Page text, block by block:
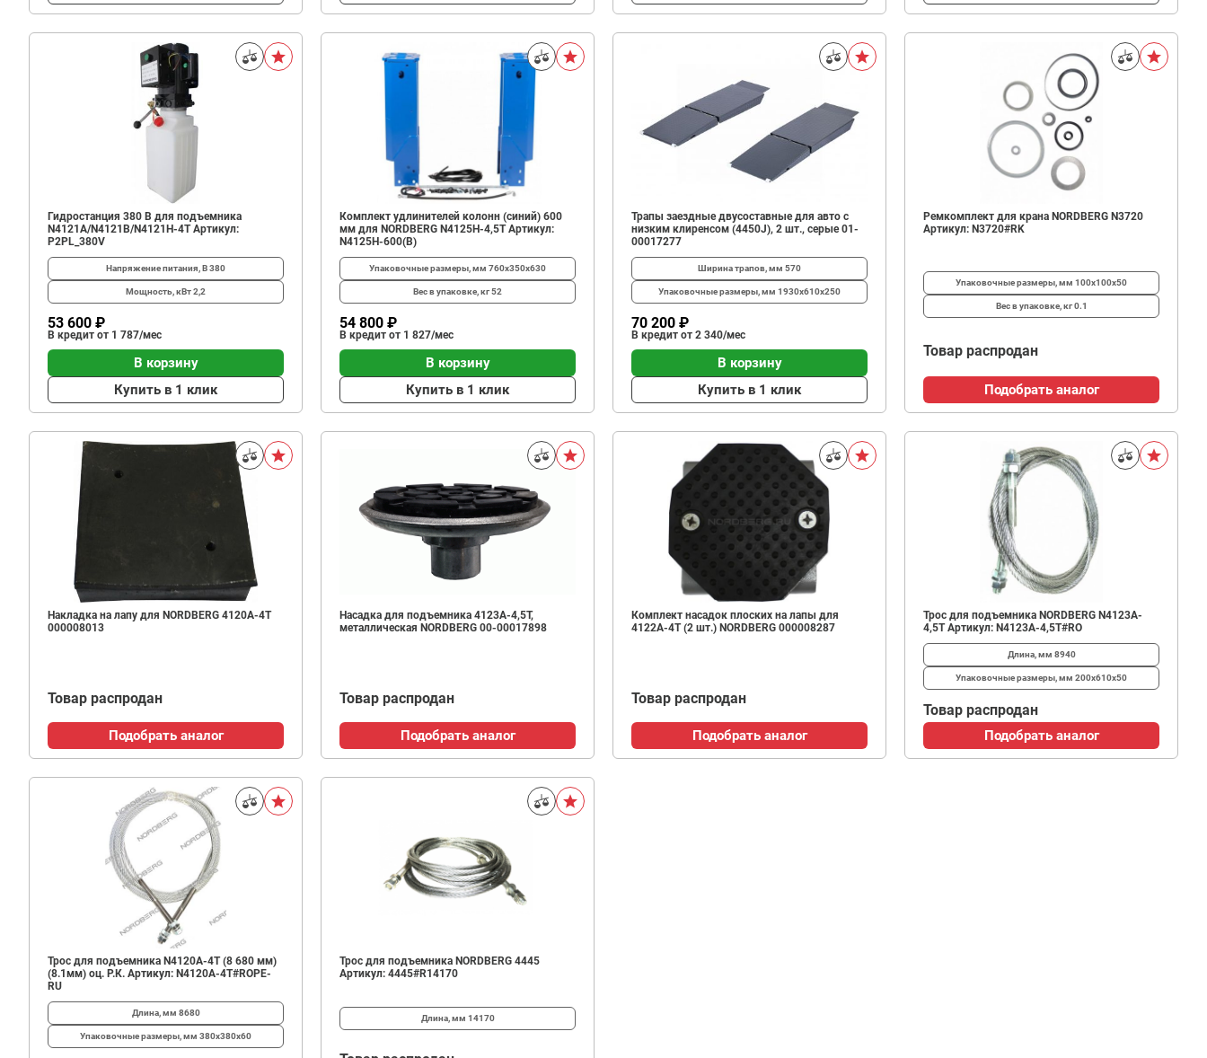
Гидростанция 380 В для подъемника
N4121A/N4121B/N4121H-4T Артикул:
P2PL_380V
Напряжение питания, В380
Мощность, кВт2,2
53 600 ₽
В кредит от 1 787/мес
В корзину
Купить в 1 клик
Комплект удлинителей колонн (синий) 600
мм для NORDBERG N4125H-4,5T Артикул:
N4125H-600(B)
Упаковочные размеры, мм 760х350x630
Вес в упаковке, кг52
54 800 ₽
В кредит от 1 827/мес
В корзину
Купить в 1 клик
Трапы заездные двусоставные для авто с
низким клиренсом (4450J), 2 шт., серые 01-
00017277
Ширина трапов, мм 570
Упаковочные размеры, мм 1930x610x250
70 200 ₽
В кредит от 2 340/мес
В корзину
Купить в 1 клик
Ремкомплект для крана NORDBERG N3720
Артикул: N3720#RK
Упаковочные размеры, мм 100х100х50
Вес в упаковке, кг0.1
Товар распродан
Подобрать аналог
Накладка на лапу для NORDBERG 4120A-4T
000008013
Товар распродан
Подобрать аналог
Насадка для подъемника 4123A-4,5T,
металлическая NORDBERG 00-00017898
Товар распродан
Подобрать аналог
Комплект насадок плоских на лапы для
4122A-4T (2 шт.) NORDBERG 000008287
Товар распродан
Подобрать аналог
Трос для подъемника NORDBERG N4123A-
4,5T Артикул: N4123A-4,5T#RO
Длина, мм 8940
Упаковочные размеры, мм 200x610x50
Товар распродан
Подобрать аналог
Трос для подъемника N4120A-4T (8 680 мм)
(8.1мм) оц. Р.К. Артикул: N4120A-4T#ROPE-
RU
Длина, мм 8680
Упаковочные размеры, мм 380х380х60
Трос для подъемника NORDBERG 4445
Артикул: 4445#R14170
Длина, мм 14170